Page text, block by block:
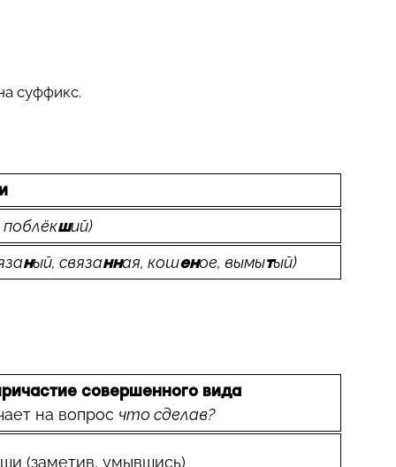
суффикс.
поблёкший)
ный, связанная, кошеное, вымытый)
совершенного вида
на вопрос что сделав?
(заметив, умывшись)